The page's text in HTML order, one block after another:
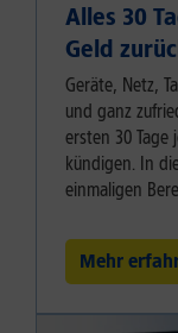
Alles 30
Geld
Geräte, Netz,
und ganz
ersten 30 Tage
kündigen. In
einmaligen
Mehr